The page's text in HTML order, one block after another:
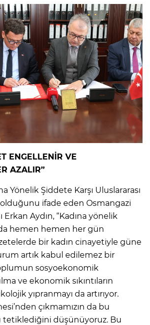
ENGELLENİR VE
AZALIR”
Yönelik Şiddete Karşı Uluslararası
ifade eden Osmangazi
Erkan Aydın, “Kadına yönelik
hemen hemen her gün
bir kadın cinayetiyle güne
artık kabul edilemez bir
sosyoekonomik
ve ekonomik sıkıntıların
yıpranmayı da artırıyor.
çıkmamızın da bu
tetiklediğini düşünüyoruz. Bu